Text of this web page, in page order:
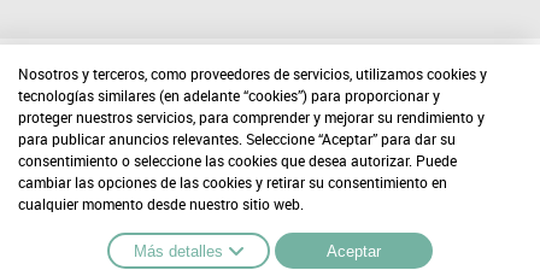
Nosotros y terceros, como proveedores de servicios, utilizamos cookies y
tecnologías similares (en adelante “cookies”) para proporcionar y
proteger nuestros servicios, para comprender y mejorar su rendimiento y
para publicar anuncios relevantes. Seleccione “Aceptar” para dar su
consentimiento o seleccione las cookies que desea autorizar. Puede
cambiar las opciones de las cookies y retirar su consentimiento en
cualquier momento desde nuestro sitio web.
Más detalles Aceptar